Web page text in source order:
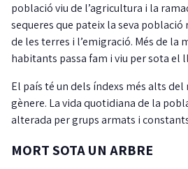
població viu de l’agricultura i la
sequeres que pateix la seva població
de les terres i l’emigració. Més de la
habitants passa fam i viu per sota el
El país té un dels índexs més alts
gènere. La vida quotidiana de la
alterada per grups armats i
MORT SOTA UN ARBRE